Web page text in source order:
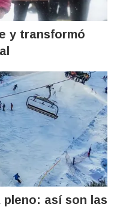
y transformó
pleno: así son las